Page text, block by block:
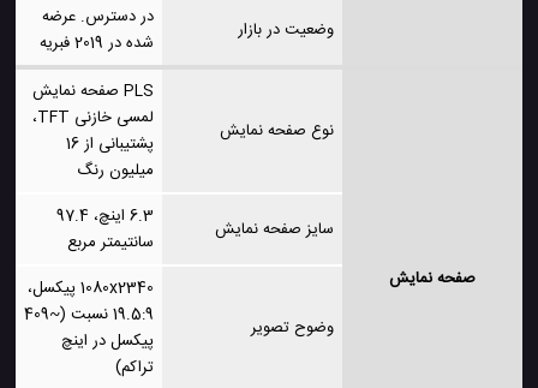
وضعیت در بازار
در دسترس. عرضه
شده در 2019 فبریه
صفحه نمایش
نوع صفحه نمایش
PLS صفحه نمایش
لمسی خازنی TFT،
پشتیبانی از 16
میلیون رنگ
سایز صفحه نمایش
6.3 اینچ، 97.4
سانتیمتر مربع
وضوح تصویر
1080x2340 پیکسل،
19.5:9 نسبت (~409
پیکسل در اینچ
تراکم)